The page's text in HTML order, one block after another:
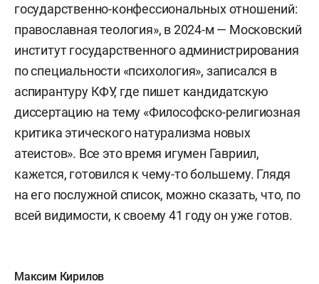
государственно-конфессиональных отношений:
православная теология», в 2024-м — Московский
институт государственного администрирования
по специальности «психология», записался в
аспирантуру КФУ, где пишет кандидатскую
диссертацию на тему «Философско-религиозная
критика этического натурализма новых
атеистов». Все это время игумен Гавриил,
кажется, готовился к чему-то большему. Глядя
на его послужной список, можно сказать, что, по
всей видимости, к своему 41 году он уже готов.
Максим Кирилов